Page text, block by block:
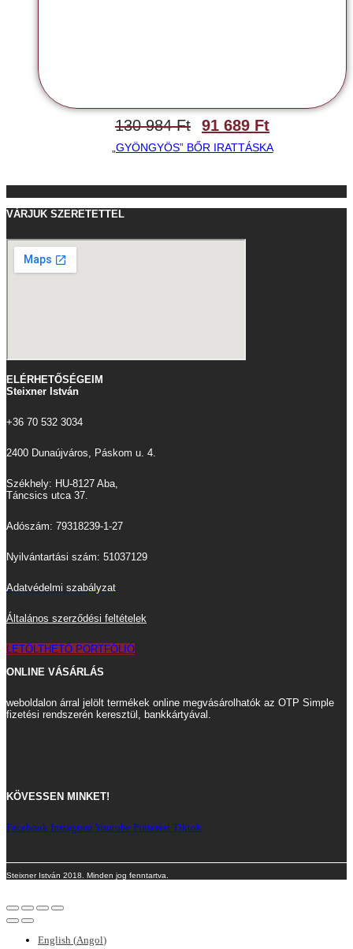
130 984Ft 91 689 Ft
„GYÖNGYÖS” BŐR IRATTÁSKA
VÁRJUK SZERETETTEL
ELÉRHETŐSÉGEIM
Steixner István
+36 70 532 3034
2400 Dunaújváros, Páskom u. 4.
Székhely: HU-8127 Aba,
Táncsics utca 37.
Adószám: 79318239-1-27
Nyilvántartási szám: 51037129
Adatvédelmi szabályzat
Általános szerződési feltételek
LETÖLTHETŐ PORTFÓLIÓ
ONLINE VÁSÁRLÁS
weboldalon árral jelölt termékek online megvásárolhatók az OTP Simple
fizetési rendszerén keresztül, bankkártyával.
KÖVESSEN MINKET!
Facebook Instagram Youtube Pinterest Tiktok
Steixner István 2018. Minden jog fenntartva.
English (Angol)